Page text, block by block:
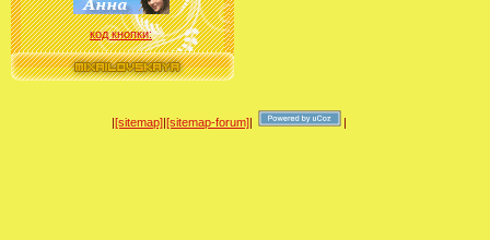
код кнопки:
|[sitemap]|[sitemap-forum]| |